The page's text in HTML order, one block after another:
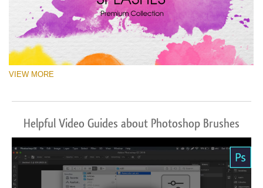
VIEW MORE
Helpful Video Guides about Photoshop Brushes